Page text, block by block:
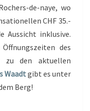
de-naye, wo
CHF 35.-
Aussicht inklusive.
des
zu den aktuellen
Waadtgibt es unter
Berg!